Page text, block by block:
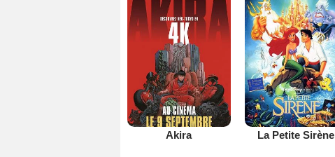
Akira La Petite Sirène